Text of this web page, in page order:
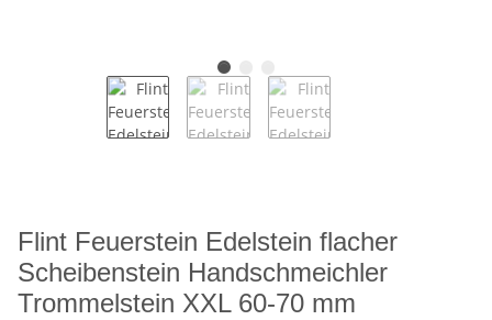
Flint Feuerstein Edelstein flacher
Scheibenstein Handschmeichler
Trommelstein XXL 60-70 mm